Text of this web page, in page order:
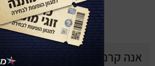
(השירות ללא עלות)
אנה קרנינה - לוח הצגות